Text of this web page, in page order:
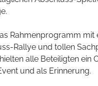
Rahmenprogramm mit
Rallye und tollen
alle Beteiligten ein
und als Erinnerung.